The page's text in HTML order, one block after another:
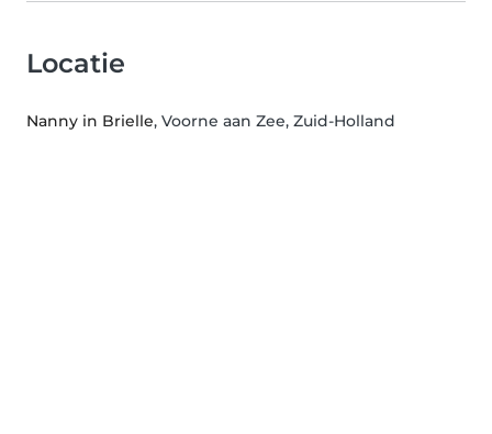
Locatie
Nanny in Brielle, Voorne aan Zee, Zuid-Holland